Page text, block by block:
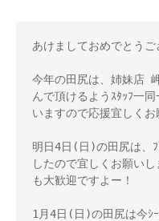
あけましておめでとうご
今年の田尻は、姉妹店
んで頂けるようｽﾀｯﾌ一
いますので応援宜しくお
明日4日(日)の田尻は、ﾌ
したので宜しくお願いし
も大歓迎ですよー！
1月4日(日)の田尻は今ｼ